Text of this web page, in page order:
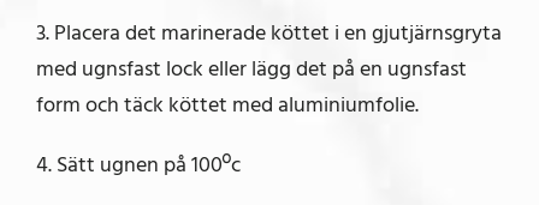
3. Placera det marinerade köttet i en gjutjärnsgryta
med ugnsfast lock eller lägg det på en ugnsfast
form och täck köttet med aluminiumfolie.
4. Sätt ugnen på 100ºc